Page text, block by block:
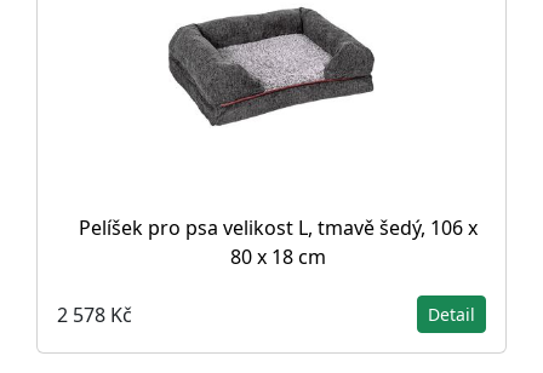
Pelíšek pro psa velikost L, tmavě šedý, 106 x
80 x 18 cm
2 578 Kč Detail